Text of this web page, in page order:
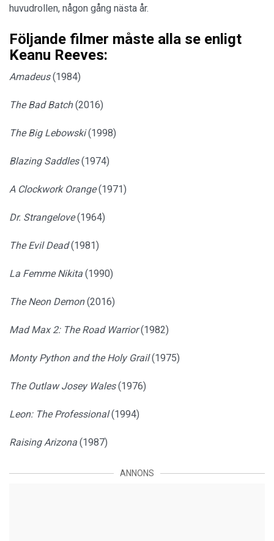
huvudrollen, någon gång nästa år.
Följande filmer måste alla se enligt
Keanu Reeves:
Amadeus(1984)
The Bad Batch(2016)
The Big Lebowski(1998)
Blazing Saddles(1974)
A Clockwork Orange(1971)
Dr. Strangelove(1964)
The Evil Dead(1981)
La Femme Nikita (1990)
The Neon Demon(2016)
Mad Max 2: The Road Warrior(1982)
Monty Python and the Holy Grail(1975)
The Outlaw Josey Wales(1976)
Leon: The Professional(1994)
Raising Arizona (1987)
ANNONS